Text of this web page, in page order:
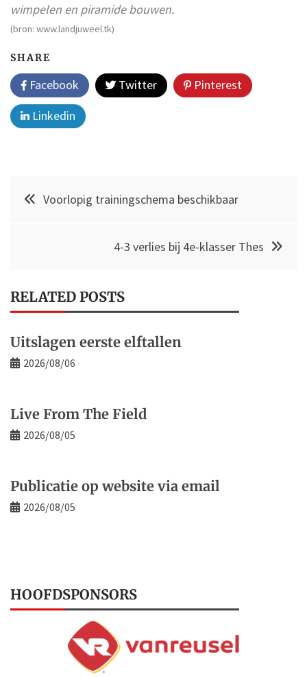
wimpelen en piramide bouwen.
(bron: www.landjuweel.tk)
SHARE
Facebook Twitter
Pinterest
Linkedin
Post Voorlopig trainingschema beschikbaar
4-3 verlies bij 4e-klasser Thes
RELATED POSTS
Uitslagen eerste elftallen
2026/08/06
Live From The Field
2026/08/05
Publicatie op website via email
2026/08/05
HOOFDSPONSORS